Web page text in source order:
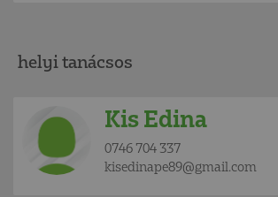
helyi tanácsos
Kis Edina
0746 704 337
kisedinape89@gmail.com